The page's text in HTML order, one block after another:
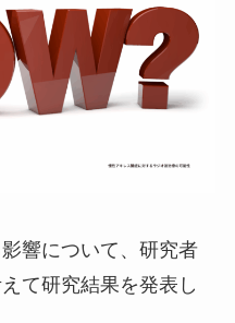
響について、研究者
て研究結果を発表し